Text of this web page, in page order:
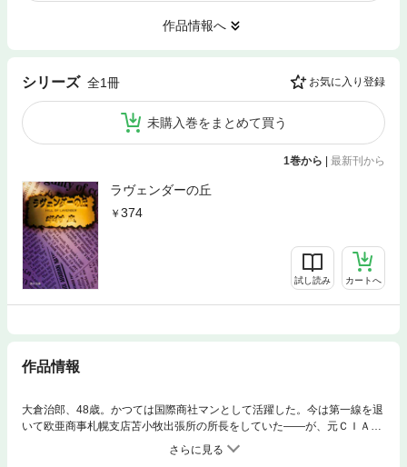
作品情報へ
シリーズ 全1冊 お気に入り登録
未購入巻をまとめて買う
1巻から | 最新刊から
ラヴェンダーの丘
374
試し読み カートへ
作品情報
大倉治郎、48歳。かつては国際商社マンとして活躍した。今は第一線を退
いて欧亜商事札幌支店苫小牧出張所の所長をしていた――が、元ＣＩＡ要
員、クロフォードからの電話でたちまち過去へと引き戻されてしまう。北
方領土の近く、真琴内という小さな漁港で不穏な動きがあるという。謀略